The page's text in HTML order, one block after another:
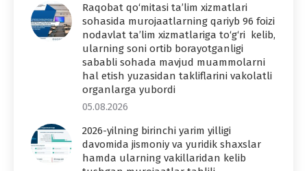
Raqobat qo‘mitasi ta’lim xizmatlari
sohasida murojaatlarning qariyb 96 foizi
nodavlat ta’lim xizmatlariga to‘g‘ri kelib,
ularning soni ortib borayotganligi
sababli sohada mavjud muammolarni
hal etish yuzasidan takliflarini vakolatli
organlarga yubordi
05.08.2026
2026-yilning birinchi yarim yilligi
davomida jismoniy va yuridik shaxslar
hamda ularning vakillaridan kelib